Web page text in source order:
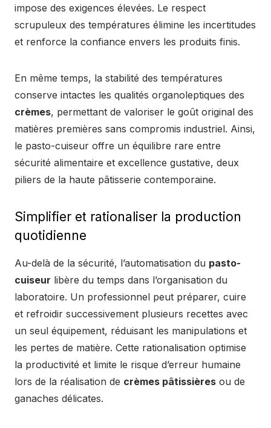
impose des exigences élevées. Le respect
scrupuleux des températures élimine les incertitudes
et renforce la confiance envers les produits finis.
En même temps, la stabilité des températures
conserve intactes les qualités organoleptiques des
crèmes, permettant de valoriser le goût original des
matières premières sans compromis industriel. Ainsi,
le pasto-cuiseur offre un équilibre rare entre
sécurité alimentaire et excellence gustative, deux
piliers de la haute pâtisserie contemporaine.
Simplifier et rationaliser la production
quotidienne
Au-delà de la sécurité, l’automatisation du pasto-
cuiseur libère du temps dans l’organisation du
laboratoire. Un professionnel peut préparer, cuire
et refroidir successivement plusieurs recettes avec
un seul équipement, réduisant les manipulations et
les pertes de matière. Cette rationalisation optimise
la productivité et limite le risque d’erreur humaine
lors de la réalisation de crèmes pâtissières ou de
ganaches délicates.